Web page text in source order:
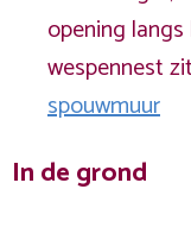
opening
wespennest
spouwmuur
In de grond